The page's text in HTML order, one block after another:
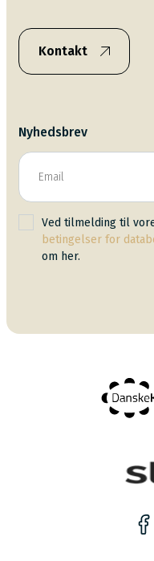
Kontakt
Nyhedsbrev
Ved tilmelding til
betingelser for
om her.